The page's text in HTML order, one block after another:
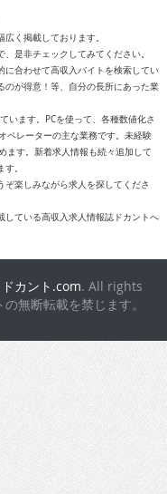
く掲載しております。
是非チェックしてみてください。
に合わせて高収入バイトを検索してい
のが得意！等、自分の長所にあった業
います。PCを使って、各種数値化さ
ペレーターの主な業務です。未経験
ます。新着求人情報も続々追加して
。
楽しみながら求人を探してくださ
している高収入求人情報誌ドカントへ
ドカント.com. All rights
無断転載を禁じます。